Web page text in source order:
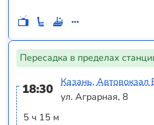
Пересадка в пределах
18:30
5 ч 15 м
Казань, Автовокзал
ул. Аграрная, 8